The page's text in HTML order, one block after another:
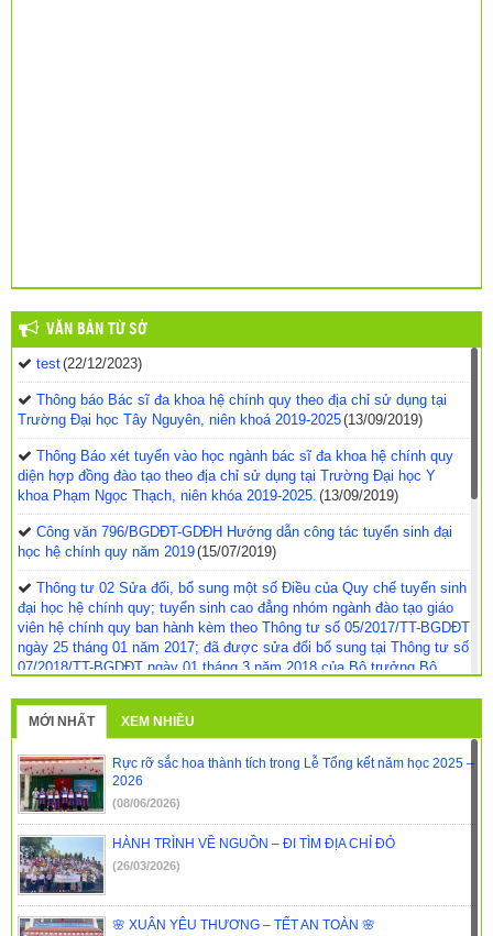
VĂN BẢN TỪ SỞ
test(22/12/2023)
Thông báo Bác sĩ đa khoa hệ chính quy theo địa chỉ sử dụng tại
Trường Đại học Tây Nguyên, niên khoá 2019-2025(13/09/2019)
Thông Báo xét tuyển vào học ngành bác sĩ đa khoa hệ chính quy
diện hợp đồng đào tạo theo địa chỉ sử dụng tại Trường Đại học Y
khoa Phạm Ngọc Thạch, niên khóa 2019-2025. (13/09/2019)
Công văn 796/BGDĐT-GDĐH Hướng dẫn công tác tuyển sinh đại
học hệ chính quy năm 2019(15/07/2019)
Thông tư 02 Sửa đổi, bổ sung một số Điều của Quy chế tuyển sinh
đại học hệ chính quy; tuyển sinh cao đẳng nhóm ngành đào tạo giáo
viên hệ chính quy ban hành kèm theo Thông tư số 05/2017/TT-BGDĐT
ngày 25 tháng 01 năm 2017; đã được sửa đổi bổ sung tại Thông tư số
07/2018/TT-BGDĐT ngày 01 tháng 3 năm 2018 của Bộ trưởng Bộ
Hướng dẫn công tác tuyển sinh đại học hệ chính quy; tuyển sinh
cao đẳng, tuyển sinh trung cấp nhóm ngành đào tạo giáo viên hệ chính
quy năm 2019 (14/03/2019)
Customer Reviews and Ratings for Glucotrust
Supplements(14/03/2019)
Công văn Số 942/SGDĐT-GDTX-CN ngày 09/7/2018 về việc Triển
khai công tác xét tuyển ĐH, CĐSP, TCSP năm 2018
Quy định thực hiện quy định liên kết đào tạo đại học tại tỉnh Đắk
Lắk(29/06/2018)
MỚI NHẤT XEM NHIỀU
Rực rỡ sắc hoa thành tích trong Lễ Tổng kết năm học 2025 –
2026
(08/06/2026)
HÀNH TRÌNH VỀ NGUỒN – ĐI TÌM ĐỊA CHỈ ĐỎ
(26/03/2026)
🌸 XUÂN YÊU THƯƠNG – TẾT AN TOÀN 🌸